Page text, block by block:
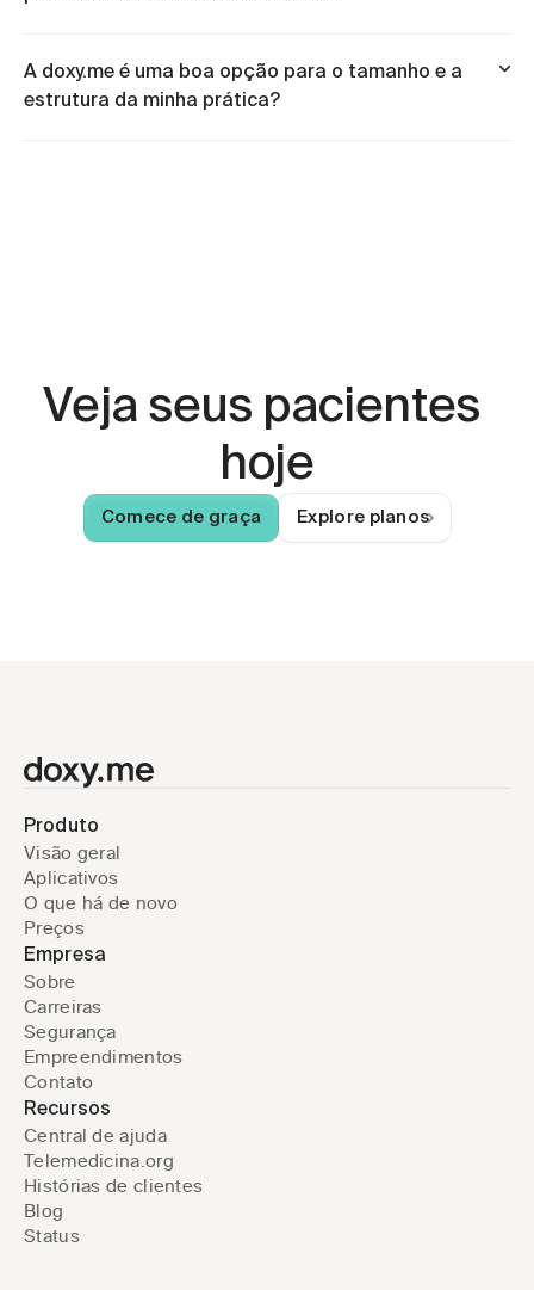
A doxy.me é uma boa opção para o tamanho e a
estrutura da minha prática?
Veja seus pacientes
hoje
Comece de graça Explore planos
Produto
Visão geral
Aplicativos
O que há de novo
Preços
Empresa
Sobre
Carreiras
Segurança
Empreendimentos
Contato
Recursos
Central de ajuda
Telemedicina.org
Histórias de clientes
Blog
Status